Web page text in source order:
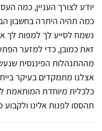
יודע לצורך העניין, כמה
כמה תהיה היתרה בחשבון
נשמח לסייע לך למפות לך
זאת כמובן, כדי למזער
מההתנהלות הפיננסית
אצלנו מתמקדים בעיקר
כלכלית מיוחדת המותאמת
תהססו לפנות אלינו ולקבוע